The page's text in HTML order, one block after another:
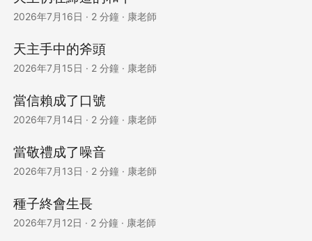
2026年7月16日 · 2 分鐘 · 康老師
天主手中的斧頭
2026年7月15日 · 2 分鐘 · 康老師
當信賴成了口號
2026年7月14日 · 2 分鐘 · 康老師
當敬禮成了噪音
2026年7月13日 · 2 分鐘 · 康老師
種子終會生長
2026年7月12日 · 2 分鐘 · 康老師